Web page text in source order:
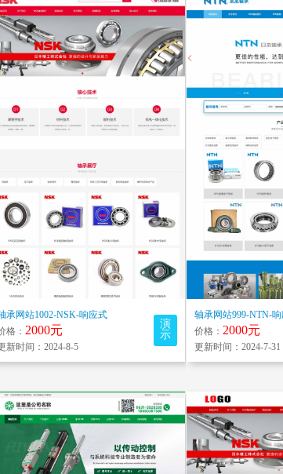
承网站1002-NSK-响应式
格：2000元
新时间：2024-8-5
演
示
轴承网站999-NTN-
价格：2000元
更新时间：2024-7-31